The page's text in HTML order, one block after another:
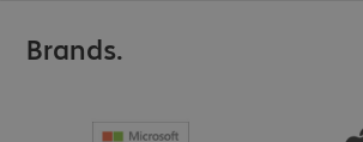
Brands.